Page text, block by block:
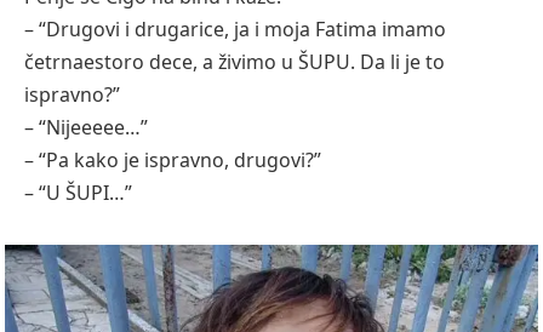
– “Drugovi i drugarice, ja i moja Fatima imamo
četrnaestoro dece, a živimo u ŠUPU. Da li je to
ispravno?”
– “Nijeeeee…”
– “Pa kako je ispravno, drugovi?”
– “U ŠUPI…”